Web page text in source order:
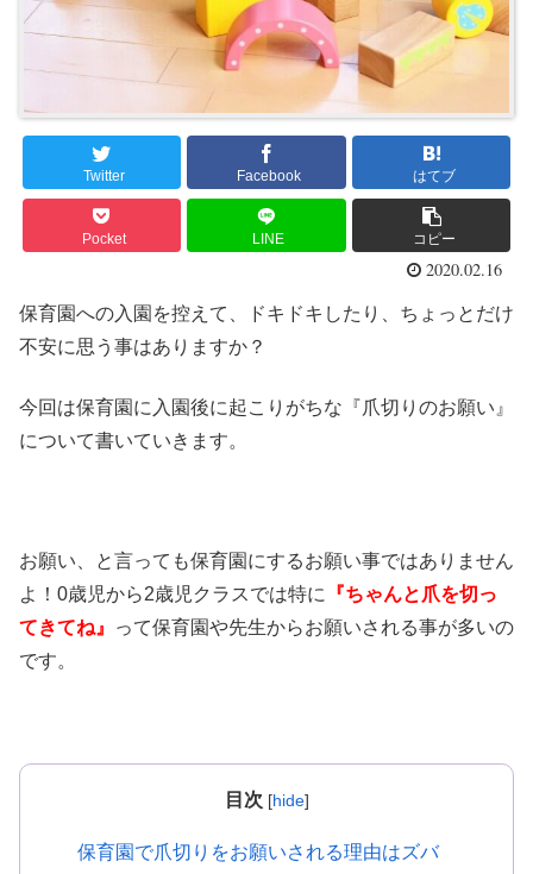
Twitter Facebook はてブ
Pocket LINE コピー
2020.02.16
保育園への入園を控えて、ドキドキしたり、ちょっとだけ
不安に思う事はありますか？
今回は保育園に入園後に起こりがちな『爪切りのお願い』
について書いていきます。
お願い、と言っても保育園にするお願い事ではありません
よ！0歳児から2歳児クラスでは特に
『ちゃんと爪を切っ
てきてね』
って保育園や先生からお願いされる事が多いの
です。
目次 [hide]
保育園で爪切りをお願いされる理由はズバ